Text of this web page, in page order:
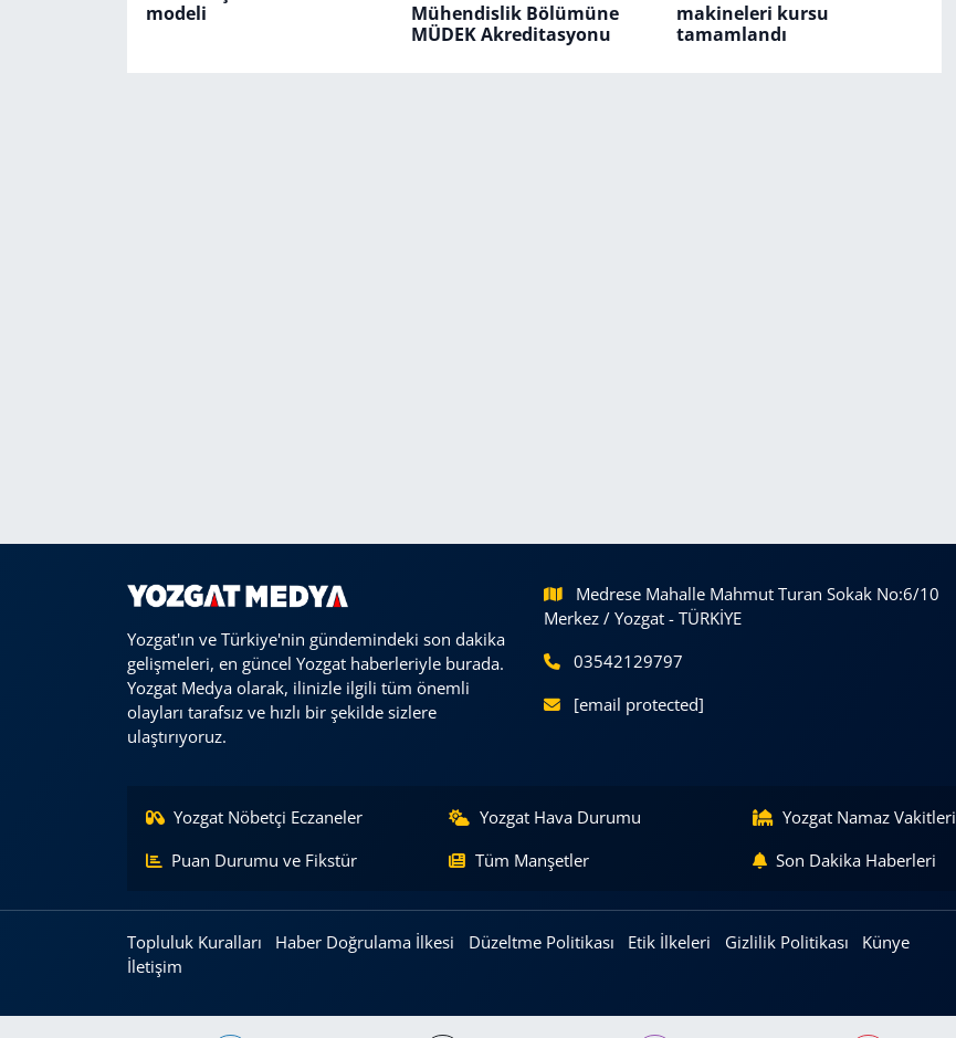
modeli
Mühendislik Bölümüne
MÜDEK Akreditasyonu
makineleri kursu
tamamlandı
Yozgat'ın ve Türkiye'nin gündemindeki son dakika
gelişmeleri, en güncel Yozgat haberleriyle burada.
Yozgat Medya olarak, ilinizle ilgili tüm önemli
olayları tarafsız ve hızlı bir şekilde sizlere
ulaştırıyoruz.
Medrese Mahalle Mahmut Turan Sokak No:6/10
Merkez / Yozgat - TÜRKİYE
03542129797
[email protected]
Yozgat Nöbetçi Eczaneler Yozgat Hava Durumu Yozgat Namaz Vakitleri
Puan Durumu ve Fikstür
Tüm Manşetler Son Dakika Haberleri
Topluluk Kuralları Haber Doğrulama İlkesi Düzeltme Politikası Etik İlkeleri Gizlilik Politikası
Künye
İletişim